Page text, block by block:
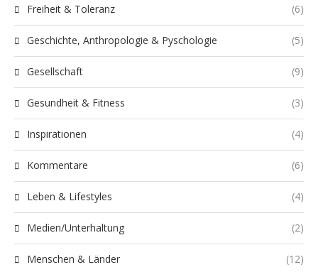
Freiheit & Toleranz (6)
Geschichte, Anthropologie & Pyschologie (5)
Gesellschaft (9)
Gesundheit & Fitness (3)
Inspirationen (4)
Kommentare (6)
Leben & Lifestyles (4)
Medien/Unterhaltung (2)
Menschen & Länder (12)